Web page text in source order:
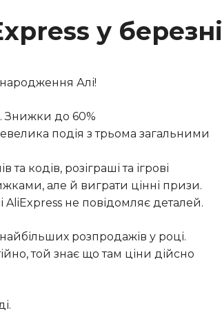
у березні
Алі!
Знижки до 60%
подія з трьома загальними
кодів, розіграші та ігрові
але й виграти цінні призи.
AliExpress не повідомляє деталей.
розпродажів у році.
той знає що там ціни дійсно